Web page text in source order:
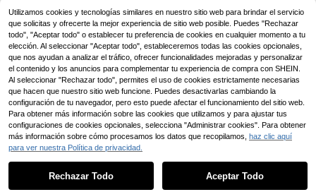
Utilizamos cookies y tecnologías similares en nuestro sitio web para brindar el servicio
que solicitas y ofrecerte la mejor experiencia de sitio web posible. Puedes "Rechazar
todo", "Aceptar todo" o establecer tu preferencia de cookies en cualquier momento a tu
elección. Al seleccionar "Aceptar todo", estableceremos todas las cookies opcionales,
que nos ayudan a analizar el tráfico, ofrecer funcionalidades mejoradas y personalizar
el contenido y los anuncios para complementar tu experiencia de compra con SHEIN.
Al seleccionar "Rechazar todo", permites el uso de cookies estrictamente necesarias
que hacen que nuestro sitio web funcione. Puedes desactivarlas cambiando la
configuración de tu navegador, pero esto puede afectar el funcionamiento del sitio web.
Para obtener más información sobre las cookies que utilizamos y para ajustar tus
configuraciones de cookies opcionales, selecciona "Administrar cookies". Para obtener
más información sobre cómo procesamos los datos que recopilamos, haz clic aquí
para ver nuestra Política de privacidad.
Rechazar Todo Aceptar Todo